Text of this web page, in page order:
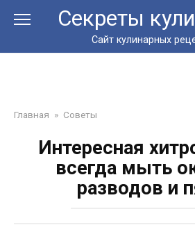
Секреты
Сайт кулинарных
Главная » Советы
Интересная
всегда мыть
разводов и